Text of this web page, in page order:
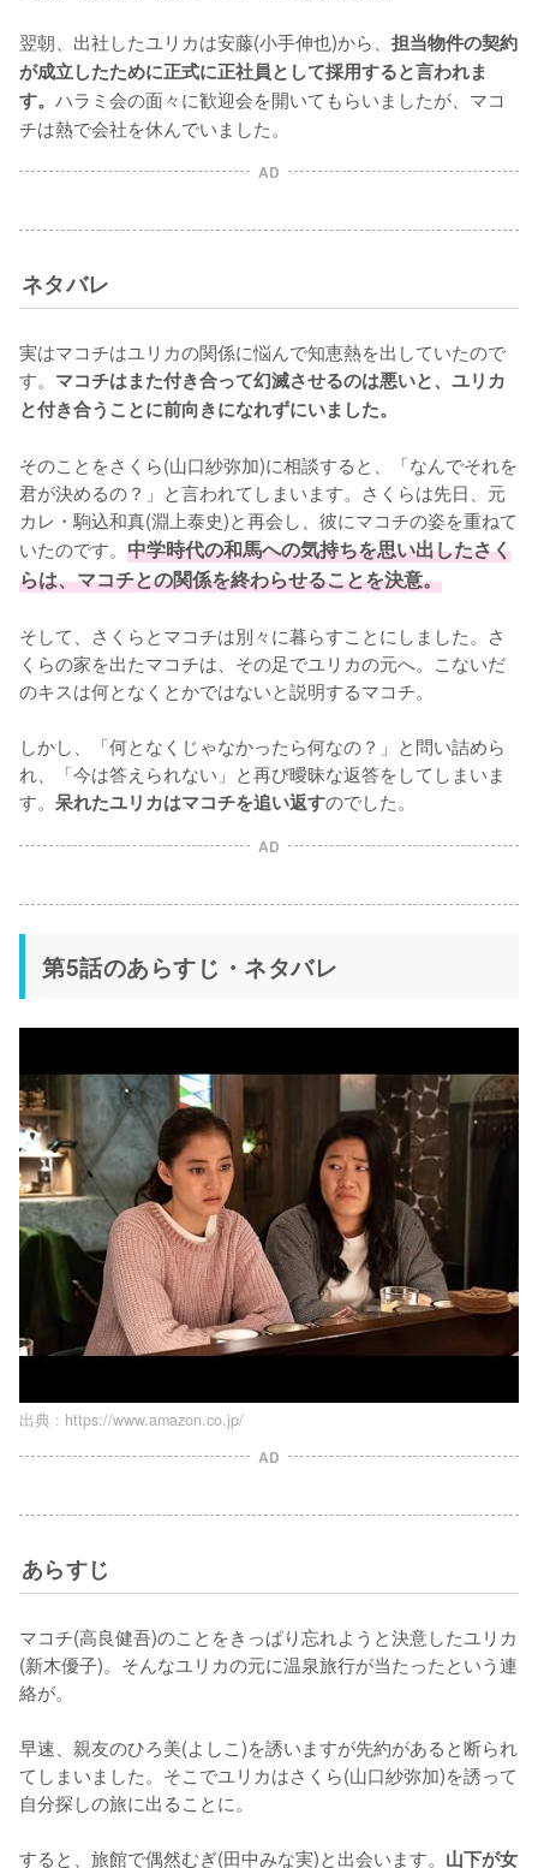
翌朝、出社したユリカは安藤(小手伸也)から、 担当物件の契約
が成立したために正式に正社員として採用すると言われま
す。 ハラミ会の面々に歓迎会を開いてもらいましたが、マコ
チは熱で会社を休んでいました。
AD
ネタバレ
実はマコチはユリカの関係に悩んで知恵熱を出していたので
す。 マコチはまた付き合って幻滅させるのは悪いと、ユリカ
と付き合うことに前向きになれずにいました。
そのことをさくら(山口紗弥加)に相談すると、「なんでそれを
君が決めるの？」と言われてしまいます。さくらは先日、元
カレ・駒込和真(淵上泰史)と再会し、彼にマコチの姿を重ねて
いたのです。 中学時代の和馬への気持ちを思い出したさく
らは、マコチとの関係を終わらせることを決意。
そして、さくらとマコチは別々に暮らすことにしました。さ
くらの家を出たマコチは、その足でユリカの元へ。こないだ
のキスは何となくとかではないと説明するマコチ。
しかし、「何となくじゃなかったら何なの？」と問い詰めら
れ、「今は答えられない」と再び曖昧な返答をしてしまいま
す。 呆れたユリカはマコチを追い返すのでした。
AD
第5話のあらすじ・ネタバレ
出典 : https://www.amazon.co.jp/
AD
あらすじ
マコチ(高良健吾)のことをきっぱり忘れようと決意したユリカ
(新木優子)。そんなユリカの元に温泉旅行が当たったという連
絡が。
早速、親友のひろ美(よしこ)を誘いますが先約があると断られ
てしまいました。そこでユリカはさくら(山口紗弥加)を誘って
自分探しの旅に出ることに。
すると、旅館で偶然むぎ(田中みな実)と出会います。 山下が女